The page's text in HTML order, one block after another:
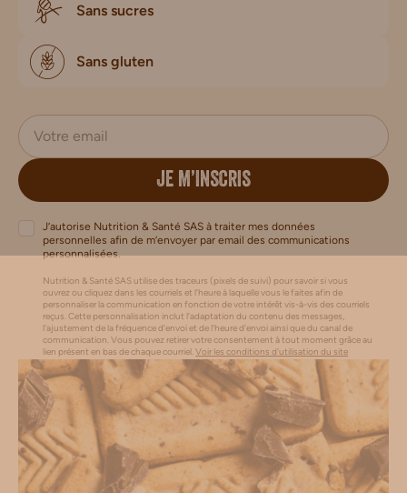
Sans sucres
Sans gluten
JE M’INSCRIS
J’autorise Nutrition & Santé SAS à traiter mes données
personnelles afin de m’envoyer par email des communications
personnalisées.
Nutrition & Santé SAS utilise des traceurs (pixels de suivi) pour savoir si vous
ouvrez ou cliquez dans les courriels et l’heure à laquelle vous le faites afin de
personnaliser la communication en fonction de votre intérêt vis-à-vis des courriels
reçus. Cette personnalisation inclut l’adaptation du contenu des messages,
l'ajustement de la fréquence d’envoi et de l’heure d’envoi ainsi que du canal de
communication. Vous pouvez retirer votre consentement à tout moment grâce au
lien présent en bas de chaque courriel.Voir les conditions d'utilisation du site